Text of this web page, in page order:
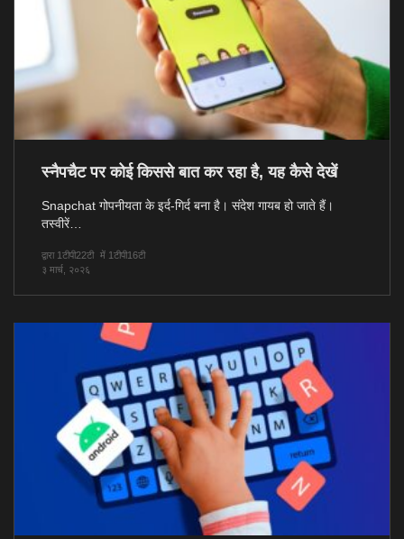
स्नैपचैट पर कोई किससे बात कर रहा है, यह कैसे देखें
Snapchat गोपनीयता के इर्द-गिर्द बना है। संदेश गायब हो जाते हैं।
तस्वीरें…
द्वारा 1टीपी22टी में 1टीपी16टी
३ मार्च, २०२६